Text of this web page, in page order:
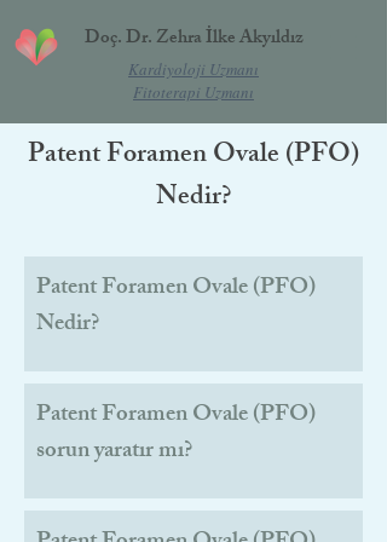
Doç. Dr. Zehra İlke Akyıldız
Kardiyoloji Uzmanı
Fitoterapi Uzmanı
Patent Foramen Ovale (PFO)
Nedir?
Patent Foramen Ovale (PFO)
Nedir?
Patent Foramen Ovale (PFO)
sorun yaratır mı?